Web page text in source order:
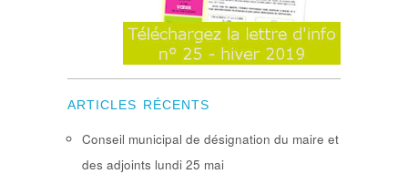
ARTICLES RÉCENTS
Conseil municipal de désignation du maire et
des adjoints lundi 25 mai